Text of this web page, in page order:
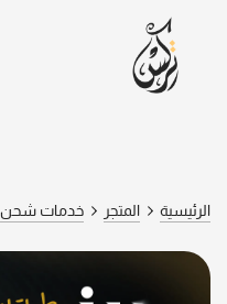
الرئيسية المتجر خدمات شحن